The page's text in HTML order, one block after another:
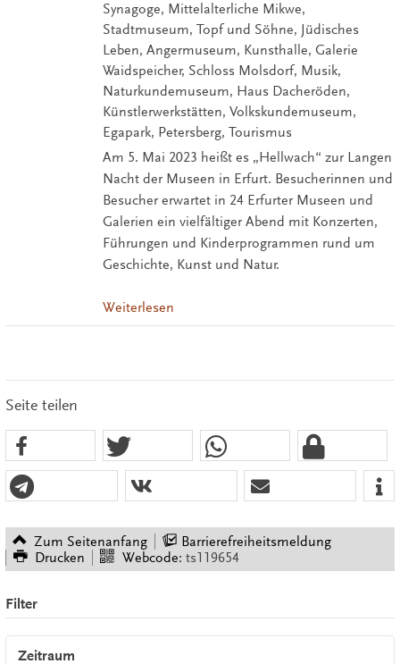
Synagoge, Mittelalterliche Mikwe,
Stadtmuseum, Topf und Söhne, Jüdisches
Leben, Angermuseum, Kunsthalle, Galerie
Waidspeicher, Schloss Molsdorf, Musik,
Naturkundemuseum, Haus Dacheröden,
Künstlerwerkstätten, Volkskundemuseum,
Egapark, Petersberg, Tourismus
Am 5. Mai 2023 heißt es „Hellwach“ zur Langen
Nacht der Museen in Erfurt. Besucherinnen und
Besucher erwartet in 24 Erfurter Museen und
Galerien ein vielfältiger Abend mit Konzerten,
Führungen und Kinderprogrammen rund um
Geschichte, Kunst und Natur.
Weiterlesen
Seite teilen
Zum Seitenanfang
Barrierefreiheitsmeldung
Drucken
Webcode: ts119654
Filter
Zeitraum